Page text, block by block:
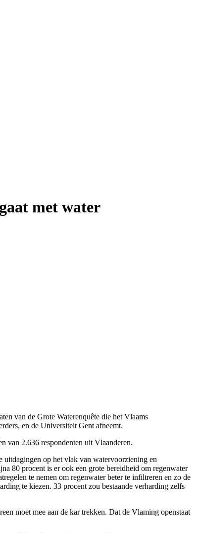
met water
van de Grote Waterenquête die het Vlaams
en de Universiteit Gent afneemt.
van 2.636 respondenten uit Vlaanderen.
uitdagingen op het vlak van watervoorziening en
80 procent is er ook een grote bereidheid om regenwater
te nemen om regenwater beter te infiltreren en zo de
te kiezen. 33 procent zou bestaande verharding zelfs
moet mee aan de kar trekken. Dat de Vlaming openstaat